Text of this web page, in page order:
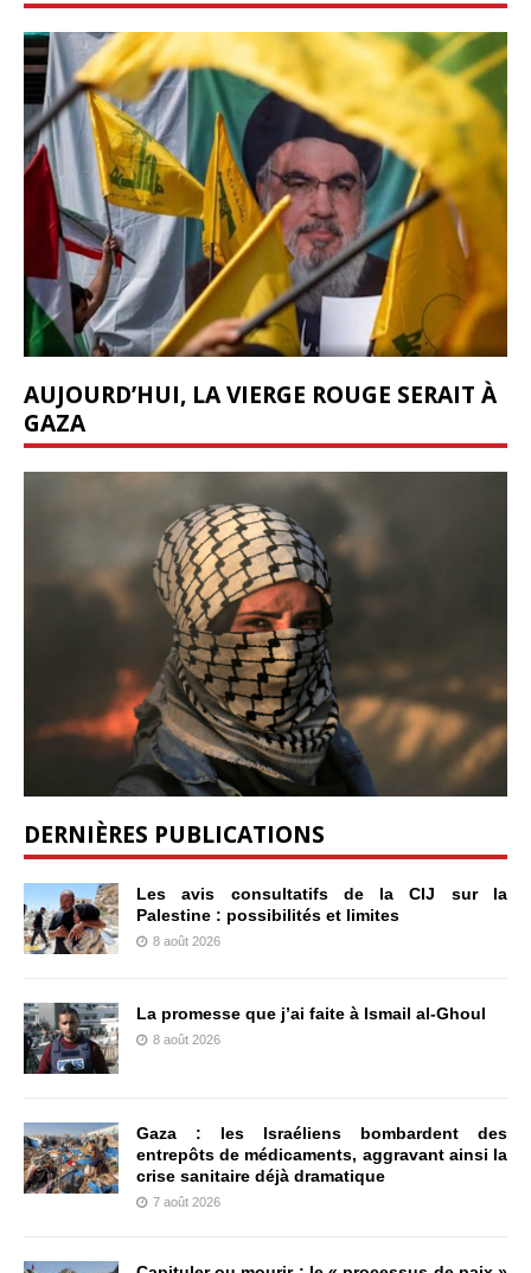
AUJOURD’HUI, LA VIERGE ROUGE SERAIT À
GAZA
DERNIÈRES PUBLICATIONS
Les avis consultatifs de la CIJ sur la
Palestine : possibilités et limites
8 août 2026
La promesse que j’ai faite à Ismail al-Ghoul
8 août 2026
Gaza : les Israéliens bombardent des
entrepôts de médicaments, aggravant ainsi la
crise sanitaire déjà dramatique
7 août 2026